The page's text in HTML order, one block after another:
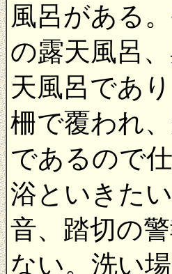
風呂がある
の露天風呂
天風呂であ
柵で覆われ
であるので
浴といきた
音、踏切の
ない。洗い